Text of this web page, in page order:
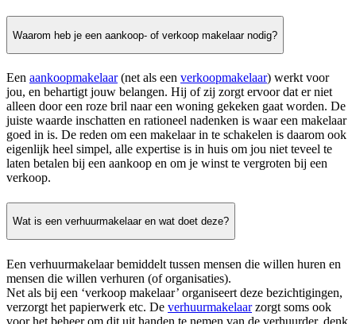
Waarom heb je een aankoop- of verkoop makelaar nodig?
Een aankoopmakelaar(net als een verkoopmakelaar) werkt voor
jou, en behartigt jouw belangen. Hij of zij zorgt ervoor dat er niet
alleen door een roze bril naar een woning gekeken gaat worden. De
juiste waarde inschatten en rationeel nadenken is waar een makelaar
goed in is. De reden om een makelaar in te schakelen is daarom ook
eigenlijk heel simpel, alle expertise is in huis om jou niet teveel te
laten betalen bij een aankoop en om je winst te vergroten bij een
verkoop.
Wat is een verhuurmakelaar en wat doet deze?
Een verhuurmakelaar bemiddelt tussen mensen die willen huren en
mensen die willen verhuren (of organisaties).
Net als bij een ‘verkoop makelaar’ organiseert deze bezichtigingen,
verzorgt het papierwerk etc. De verhuurmakelaarzorgt soms ook
voor het beheer om dit uit handen te nemen van de verhuurder, denk